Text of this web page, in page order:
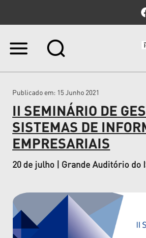
Ir
Ir
navegação
Publicado em: 15 Junho 2021
II SEMINÁRIO DE
SISTEMAS DE
EMPRESARIAIS
20 de julho | Grande Auditório do